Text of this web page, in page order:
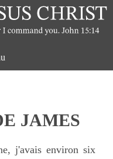
JAMES
j'avais environ six